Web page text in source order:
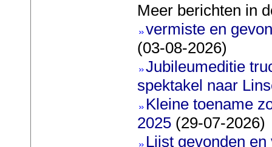
Meer berichten in
vermiste en
(03-08-2026)
Jubileumeditie
spektakel naar
Kleine toename
2025(29-07-2026)
Lijst gevonden